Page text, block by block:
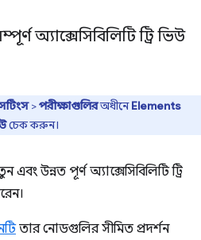
অ্যাক্সেসিবিলিটি ট্রি ভিউ
>পরীক্ষাগুলিরঅধীনেElements
চেক করুন।
উন্নত পূর্ণ অ্যাক্সেসিবিলিটি ট্রি
তার নোডগুলির সীমিত প্রদর্শন